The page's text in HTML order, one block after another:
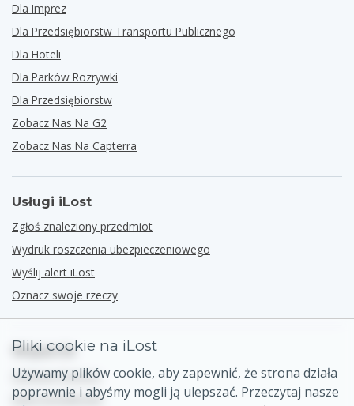
Dla Imprez
Dla Przedsiębiorstw Transportu Publicznego
Dla Hoteli
Dla Parków Rozrywki
Dla Przedsiębiorstw
Zobacz Nas Na G2
Zobacz Nas Na Capterra
Usługi iLost
Zgłoś znaleziony przedmiot
Wydruk roszczenia ubezpieczeniowego
Wyślij alert iLost
Oznacz swoje rzeczy
Wsparcie
Centrum Pomocy
Dane kontaktowe
Pliki cookie na iLost
Używamy plików cookie, aby zapewnić, że strona działa
poprawnie i abyśmy mogli ją ulepszać. Przeczytaj nasze